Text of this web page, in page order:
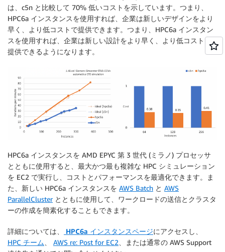
は、c5n と比較して 70% 低いコストを示しています。つまり、
HPC6a インスタンスを使用すれば、企業は新しいデザインをより
早く、より低コストで提供できます。つまり、HPC6a インスタン
スを使用すれば、企業は新しい設計をより早く、より低コストで
提供できるようになります。
HPC6a インスタンスを AMD EPYC 第 3 世代 (ミラノ) プロセッサ
とともに使用すると、最大かつ最も複雑な HPC シミュレーション
を EC2 で実行し、コストとパフォーマンスを最適化できます。ま
た、新しい HPC6a インスタンスを AWS Batch と AWS
ParallelClusterとともに使用して、ワークロードの送信とクラスタ
ーの作成を簡素化することもできます。
詳細については、 HPC6a インスタンスページにアクセスし、
HPC チーム
AWS re: Post for EC2 、または通常の AWS Support